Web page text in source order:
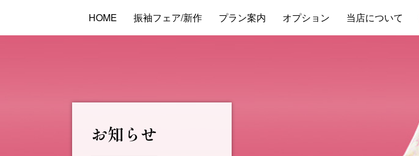
HOME 振袖フェア/新作 プラン案内 オプション 当店について
お知らせ